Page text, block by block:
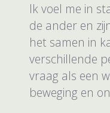
Ik voel me in
de ander en
het samen in
verschillende
vraag als een
beweging en